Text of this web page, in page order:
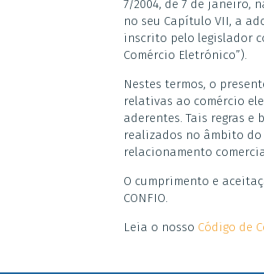
7/2004, de 7 de janeiro,
no seu Capítulo VII, a
inscrito pelo legislador
Comércio Eletrónico”).
Nestes termos, o
relativas ao comércio
aderentes. Tais regras
realizados no âmbito do
relacionamento
O cumprimento e
CONFIO.
Leia o nosso Código de